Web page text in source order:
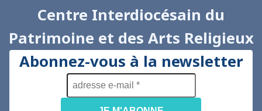
Centre Interdiocésain du
Patrimoine et des Arts Religieux
Abonnez-vous à la newsletter
adresse
e-
mail
*